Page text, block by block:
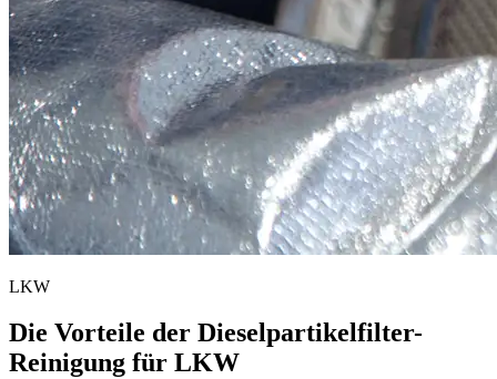
LKW
Die Vorteile der Dieselpartikelfilter-
Reinigung für LKW